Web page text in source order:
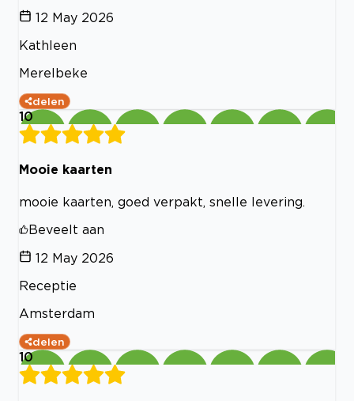
12 May 2026
Kathleen
Merelbeke
delen
10
Mooie kaarten
mooie kaarten, goed verpakt, snelle levering.
Beveelt aan
12 May 2026
Receptie
Amsterdam
delen
10